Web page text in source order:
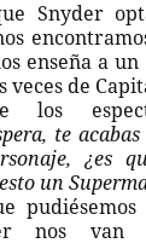
Snyder
enseña a
de
los
te
¿es
un
nos